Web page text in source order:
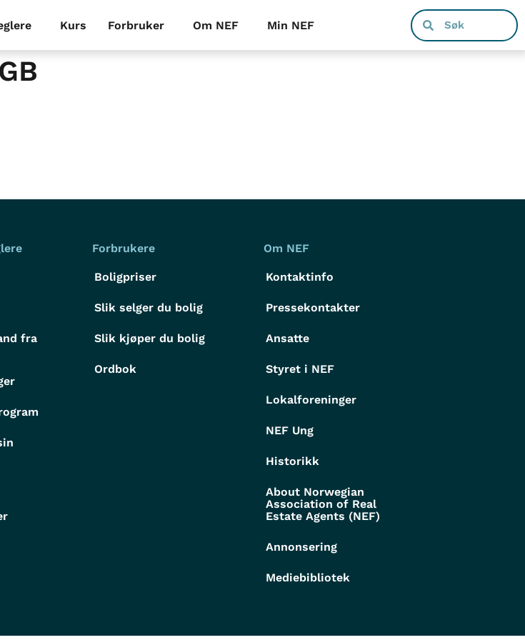
Kurs Forbruker Om NEF Min NEF
fra
Forbrukere
Boligpriser
Slik selger du bolig
Slik kjøper du bolig
Ordbok
Om NEF
Kontaktinfo
Pressekontakter
Ansatte
Styret i NEF
Lokalforeninger
NEF Ung
Historikk
About Norwegian
Association of Real
Estate Agents (NEF)
Annonsering
Mediebibliotek